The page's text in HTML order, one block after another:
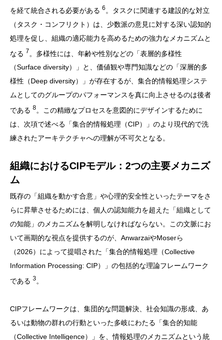
を経て統合される必要がある 6 。タスクに関連する建設的な対立
（タスク・コンフリクト）は、少数派の意見に対する深い認知的
処理を促し、組織の適応能力を高めるための強力なメカニズムと
なる 7 。多様性には、年齢や性別などの「表層的多様性
（Surface diversity）」と、価値観や専門知識などの「深層的多
様性（Deep diversity）」が存在するが、集合的情報処理システ
ムとしてのグループのパフォーマンスを真に向上させるのは後者
である 8。この精緻なプロセスを意図的にデザインするために
は、次項で述べる「集合的情報処理（CIP）」のより現代的で洗
練されたアーキテクチャへの理解が不可欠となる。
組織におけるCIPモデル：2つの主要メカニズ
ム
既存の「組織を動かす合意」や心理的安全性といったテーマをさ
らに昇華させるためには、個人の認知能力を超えた「組織として
の知能」のメカニズムを解明しなければならない。この文脈にお
いて画期的な視点を提供するのが、AnwarzaiやMoserら
（2026）によって提唱された「集合的情報処理（Collective
Information Processing: CIP）」の包括的な理論フレームワーク
である 3。
CIPフレームワークは、集団的な問題解決、社会知識の形成、あ
るいは動物の群れの行動といった多岐にわたる「集合的知能
（Collective Intelligence）」を、情報処理のメカニズムという統